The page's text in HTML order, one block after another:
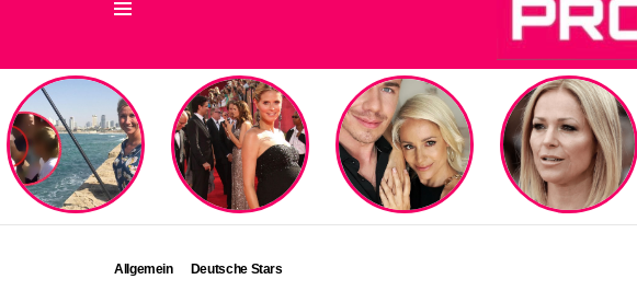
LATEST
STORIES
Allgemein Deutsche Stars